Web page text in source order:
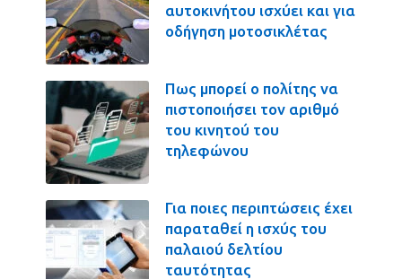
αυτοκινήτου ισχύει και για
οδήγηση μοτοσικλέτας
Πως μπορεί ο πολίτης να
πιστοποιήσει τον αριθμό
του κινητού του
τηλεφώνου
Για ποιες περιπτώσεις έχει
παραταθεί η ισχύς του
παλαιού δελτίου
ταυτότητας